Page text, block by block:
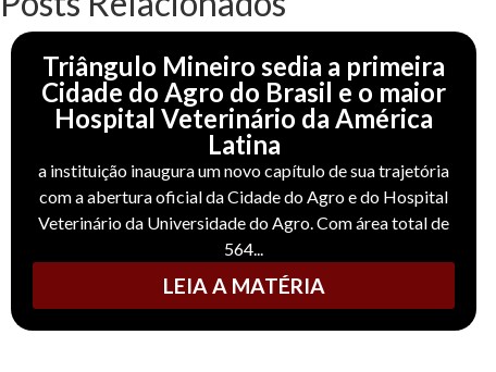
Triângulo Mineiro sedia a primeira
Cidade do Agro do Brasil e o maior
Hospital Veterinário da América
Latina
a instituição inaugura um novo capítulo de sua trajetória
com a abertura oficial da Cidade do Agro e do Hospital
Veterinário da Universidade do Agro. Com área total de
564...
LEIA A MATÉRIA